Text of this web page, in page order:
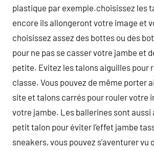
plastique par exemple.choisissez les
encore ils allongeront votre image et
choisissez assez des bottes ou des
pour ne pas se casser votre jambe et
petite. Evitez les talons aiguilles pour
classe. Vous pouvez de même porter
site et talons carrés pour rouler votre
votre jambe. Les ballerines sont aussi
petit talon pour éviter l’effet jambe
sneakers, vous pouvez s’aventurer vu